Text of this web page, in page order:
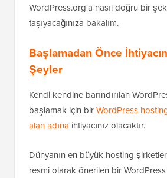
WordPress.org'a nasıl doğru bir
taşıyacağınıza bakalım.
Başlamadan Önce
Şeyler
Kendi kendine barındırılan
başlamak için birWordPress
alan adına ihtiyacınız olacaktır.
Dünyanın en büyük hosting
resmi olarak önerilen bir